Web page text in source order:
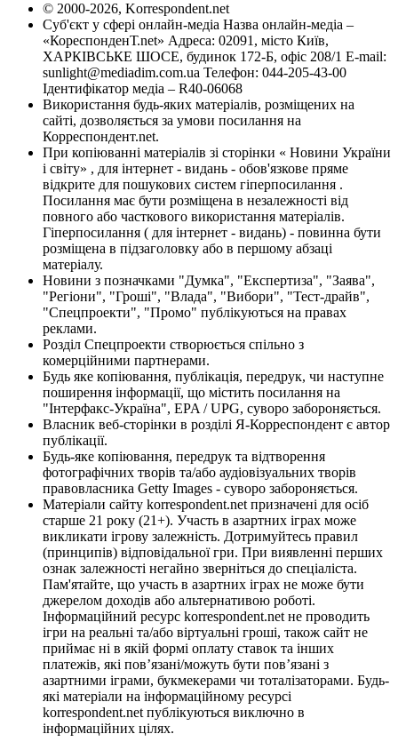
© 2000-2026, Korrespondent.net
Суб'єкт у сфері онлайн-медіа Назва онлайн-медіа –
«КореспонденТ.net» Адреса: 02091, місто Київ,
ХАРКІВСЬКЕ ШОСЕ, будинок 172-Б, офіс 208/1 E-mail:
sunlight@mediadim.com.ua Телефон: 044-205-43-00
Ідентифікатор медіа – R40-06068
Використання будь-яких матеріалів, розміщених на
сайті, дозволяється за умови посилання на
Корреспондент.net.
При копіюванні матеріалів зі сторінки « Новини України
і світу» , для інтернет - видань - обов'язкове пряме
відкрите для пошукових систем гіперпосилання .
Посилання має бути розміщена в незалежності від
повного або часткового використання матеріалів.
Гіперпосилання ( для інтернет - видань) - повинна бути
розміщена в підзаголовку або в першому абзаці
матеріалу.
Новини з позначками "Думка", "Експертиза", "Заява",
"Регіони", "Гроші", "Влада", "Вибори", "Тест-драйв",
"Спецпроекти", "Промо" публікуються на правах
реклами.
Розділ Спецпроекти створюється спільно з
комерційними партнерами.
Будь яке копіювання, публікація, передрук, чи наступне
поширення інформації, що містить посилання на
"Інтерфакс-Україна", EPA / UPG, суворо забороняється.
Власник веб-сторінки в розділі Я-Корреспондент є автор
публікації.
Будь-яке копіювання, передрук та відтворення
фотографічних творів та/або аудіовізуальних творів
правовласника Getty Images - суворо забороняється.
Матеріали сайту korrespondent.net призначені для осіб
старше 21 року (21+). Участь в азартних іграх може
викликати ігрову залежність. Дотримуйтесь правил
(принципів) відповідальної гри. При виявленні перших
ознак залежності негайно зверніться до спеціаліста.
Пам'ятайте, що участь в азартних іграх не може бути
джерелом доходів або альтернативою роботі.
Інформаційний ресурс korrespondent.net не проводить
ігри на реальні та/або віртуальні гроші, також сайт не
приймає ні в якій формі оплату ставок та інших
платежів, які пов’язані/можуть бути пов’язані з
азартними іграми, букмекерами чи тоталізаторами. Будь-
які матеріали на інформаційному ресурсі
korrespondent.net публікуються виключно в
інформаційних цілях.